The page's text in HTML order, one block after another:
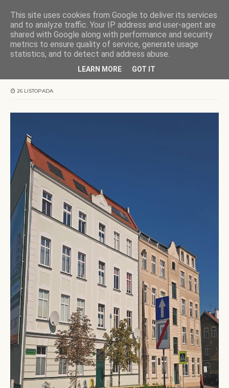
KOCHAMY WARMIĘ
Strona główna Olsztyn Olsztyn | U Marii Zientary-Malewskiej
Olsztyn | U Marii Zientary-Malewskiej
26 LISTOPADA
This site uses cookies from Google to deliver its services
and to analyze traffic. Your IP address and user-agent are
shared with Google along with performance and security
metrics to ensure quality of service, generate usage
statistics, and to detect and address abuse.
LEARN MORE GOT IT